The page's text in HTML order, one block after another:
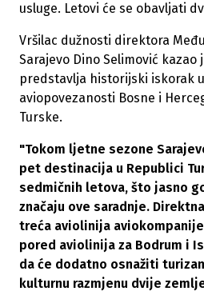
usluge. Letovi će se obavljati
Vršilac dužnosti direktora
Sarajevo Dino Selimović kazao
predstavlja historijski iskorak
aviopovezanosti Bosne i
Turske.
"Tokom ljetne sezone
pet destinacija u Republici
sedmičnih letova, što jasno
značaju ove saradnje.
treća aviolinija aviokompanije
pored aviolinija za Bodrum i
da će dodatno osnažiti
kulturnu razmjenu dvije